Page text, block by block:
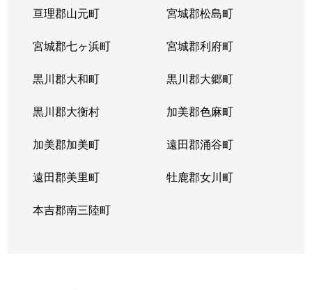
春日町
4,200万円
勾当台公園
春日町
4,700万円
勾当台公園
春日町
1,900万円
勾当台公園
春日町
勾当台公園
片平
1,700万円
大町西公園
片平
2,800万円
大町西公園
片平
亘理郡山元町 宮城郡松島町
宮城郡七ヶ浜町 宮城郡利府町
黒川郡大和町 黒川郡大郷町
黒川郡大衡村 加美郡色麻町
加美郡加美町 遠田郡涌谷町
遠田郡美里町 牡鹿郡女川町
本吉郡南三陸町